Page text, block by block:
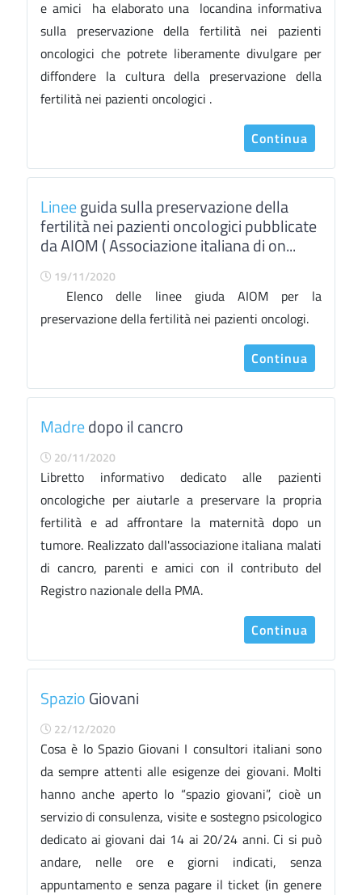
e amici ha elaborato una locandina informativa
sulla preservazione della fertilità nei pazienti
oncologici che potrete liberamente divulgare per
diffondere la cultura della preservazione della
fertilità nei pazienti oncologici .
Continua
Lineeguida sulla preservazione della
fertilità nei pazienti oncologici pubblicate
da AIOM ( Associazione italiana di on...
19/11/2020
Elenco delle linee giuda AIOM per la
preservazione della fertilità nei pazienti oncologi.
Continua
Madredopo il cancro
20/11/2020
Libretto informativo dedicato alle pazienti
oncologiche per aiutarle a preservare la propria
fertilità e ad affrontare la maternità dopo un
tumore. Realizzato dall'associazione italiana malati
di cancro, parenti e amici con il contributo del
Registro nazionale della PMA.
Continua
SpazioGiovani
22/12/2020
Cosa è lo Spazio Giovani I consultori italiani sono
da sempre attenti alle esigenze dei giovani. Molti
hanno anche aperto lo “spazio giovani”, cioè un
servizio di consulenza, visite e sostegno psicologico
dedicato ai giovani dai 14 ai 20/24 anni. Ci si può
andare, nelle ore e giorni indicati, senza
appuntamento e senza pagare il ticket (in genere